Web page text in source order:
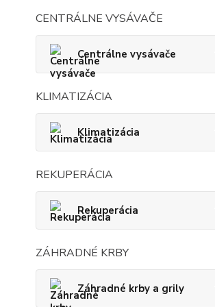
CENTRÁLNE VYSÁVAČE
Centrálne vysávače
KLIMATIZÁCIA
Klimatizácia
REKUPERÁCIA
Rekuperácia
ZÁHRADNÉ KRBY
Záhradné krby a grily